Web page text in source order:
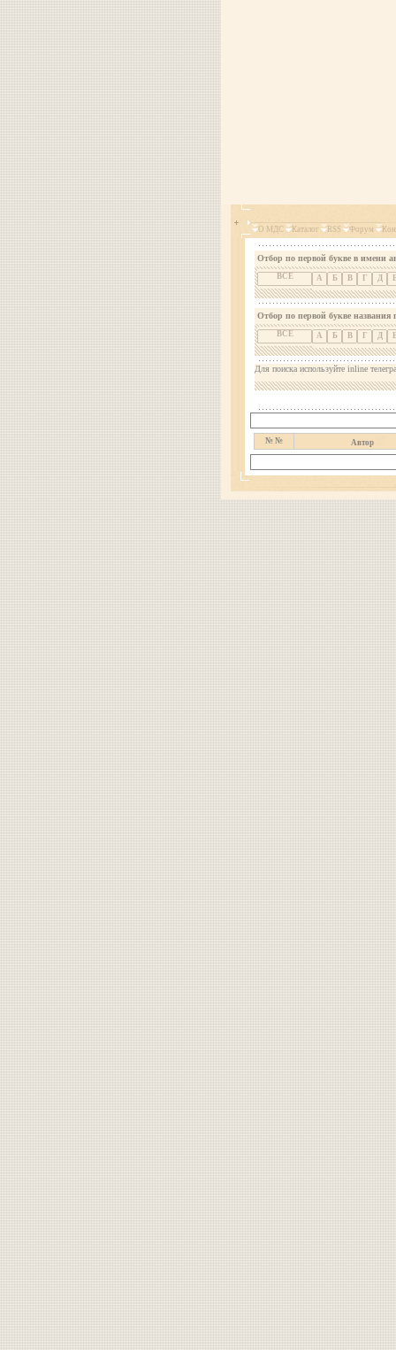
О МДС Каталог RSS Форум
Отбор по первой букве в имени
ВСЕ А Б В Г Д
Отбор по первой букве названия
ВСЕ А Б В Г Д
Для поиска используйте inline
№ № Автор